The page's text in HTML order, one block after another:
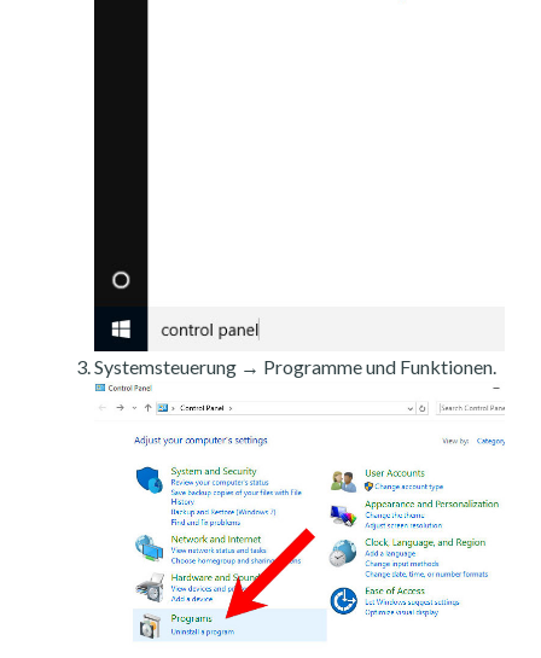
Systemsteuerung → Programme und Funktionen.